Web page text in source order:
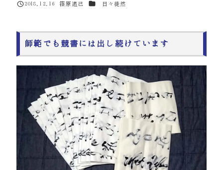
投稿日
2018.12.16
篠原遙己 カテゴリー
日々徒然
師範でも競書には出し続けています